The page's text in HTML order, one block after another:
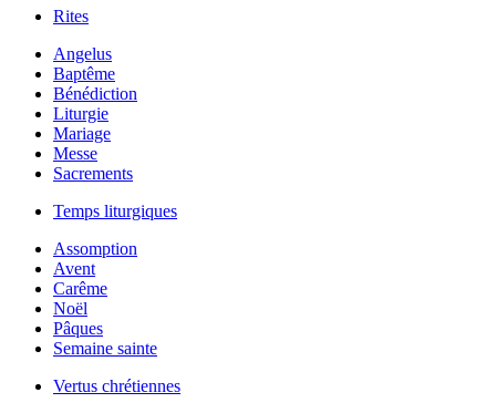
Rites
Angelus
Baptême
Bénédiction
Liturgie
Mariage
Messe
Sacrements
Temps liturgiques
Assomption
Avent
Carême
Noël
Pâques
Semaine sainte
Vertus chrétiennes